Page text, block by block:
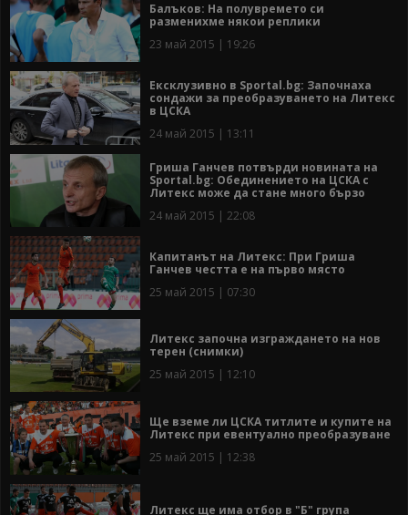
Балъков: На полувремето си
разменихме някои реплики
23 май 2015 | 19:26
Ексклузивно в Sportal.bg: Започнаха
сондажи за преобразуването на Литекс
в ЦСКА
24 май 2015 | 13:11
Гриша Ганчев потвърди новината на
Sportal.bg: Обединението на ЦСКА с
Литекс може да стане много бързо
24 май 2015 | 22:08
Капитанът на Литекс: При Гриша
Ганчев честта е на първо място
25 май 2015 | 07:30
Литекс започна изграждането на нов
терен (снимки)
25 май 2015 | 12:10
Ще вземе ли ЦСКА титлите и купите на
Литекс при евентуално преобразуване
25 май 2015 | 12:38
Литекс ще има отбор в "Б" група